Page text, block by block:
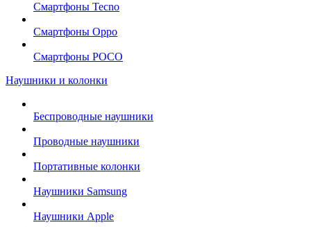
Смартфоны Tecno
Смартфоны Oppo
Смартфоны POCO
Наушники и колонки
Беспроводные наушники
Проводные наушники
Портативные колонки
Наушники Samsung
Наушники Apple